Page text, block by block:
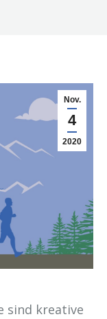
Nov.
4
2020
sind kreative